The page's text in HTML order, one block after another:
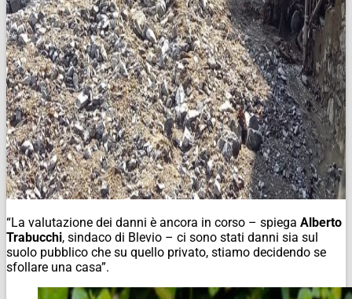
“La valutazione dei danni è ancora in corso – spiega Alberto
Trabucchi, sindaco di Blevio – ci sono stati danni sia sul
suolo pubblico che su quello privato, stiamo decidendo se
sfollare una casa”.